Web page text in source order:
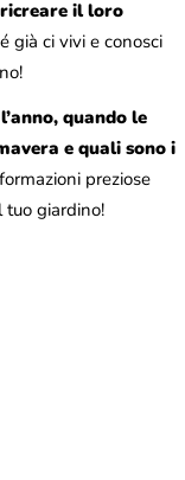
ricreare il loro
già ci vivi e conosci
quando le
e quali sono i
preziose
tuo giardino!